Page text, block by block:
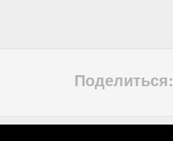
Поделиться: